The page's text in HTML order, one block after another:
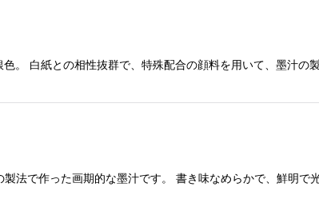
。 白紙との相性抜群で、特殊配合の顔料を用いて、墨汁
法で作った画期的な墨汁です。 書き味なめらかで、鮮明